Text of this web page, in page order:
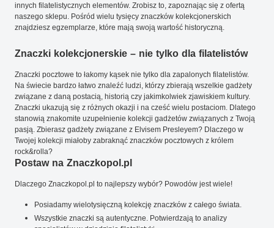
innych filatelistycznych elementów. Zrobisz to, zapoznając się z ofertą
naszego sklepu. Pośród wielu tysięcy znaczków kolekcjonerskich
znajdziesz egzemplarze, które mają swoją wartość historyczną.
Znaczki kolekcjonerskie – nie tylko dla filatelistów
Znaczki pocztowe to łakomy kąsek nie tylko dla zapalonych filatelistów.
Na świecie bardzo łatwo znaleźć ludzi, którzy zbierają wszelkie gadżety
związane z daną postacią, historią czy jakimkolwiek zjawiskiem kultury.
Znaczki ukazują się z różnych okazji i na cześć wielu postaciom. Dlatego
stanowią znakomite uzupełnienie kolekcji gadżetów związanych z Twoją
pasją. Zbierasz gadżety związane z Elvisem Presleyem? Dlaczego w
Twojej kolekcji miałoby zabraknąć znaczków pocztowych z królem
rock&rolla?
Postaw na Znaczkopol.pl
Dlaczego Znaczkopol.pl to najlepszy wybór? Powodów jest wiele!
Posiadamy wielotysięczną kolekcję znaczków z całego świata.
Wszystkie znaczki są autentyczne. Potwierdzają to analizy